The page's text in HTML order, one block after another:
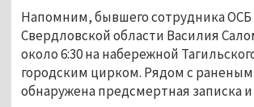
Напомним, бывшего сотрудника
Свердловской области Василия
около 6:30 на набережной
городским цирком. Рядом с
обнаружена предсмертная записка